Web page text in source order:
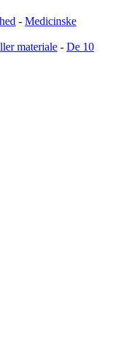
- Medicinske
materiale - De 10